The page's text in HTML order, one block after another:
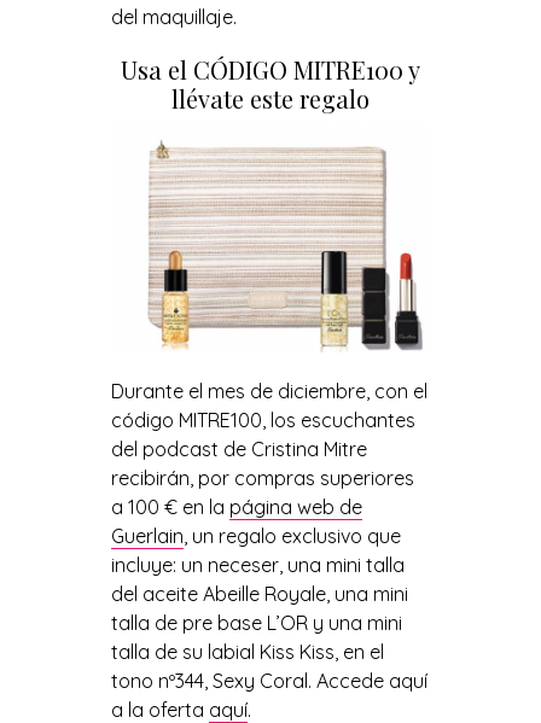
del maquillaje.
Usa el CÓDIGO MITRE100 y
llévate este regalo
Durante el mes de diciembre, con el
código MITRE100, los escuchantes
del podcast de Cristina Mitre
recibirán, por compras superiores
a 100 € en la página web de
Guerlain , un regalo exclusivo que
incluye: un neceser, una mini talla
del aceite Abeille Royale, una mini
talla de pre base L’OR y una mini
talla de su labial Kiss Kiss, en el
tono nº344, Sexy Coral. Accede aquí
a la oferta aquí.